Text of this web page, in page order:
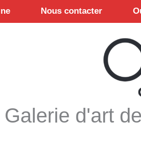
Nous contacter
Galerie d'art